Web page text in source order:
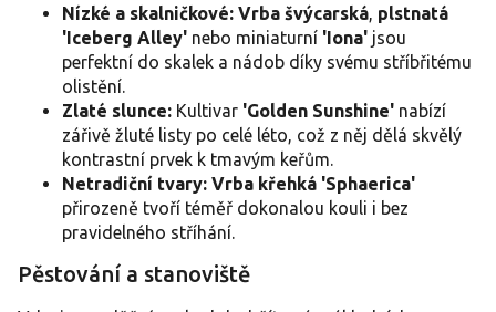
Nízké a skalničkové: Vrba švýcarská, plstnatá
'Iceberg Alley' nebo miniaturní 'Iona' jsou
perfektní do skalek a nádob díky svému stříbřitému
olistění.
Zlaté slunce: Kultivar 'Golden Sunshine' nabízí
zářivě žluté listy po celé léto, což z něj dělá skvělý
kontrastní prvek k tmavým keřům.
Netradiční tvary: Vrba křehká 'Sphaerica'
přirozeně tvoří téměř dokonalou kouli i bez
pravidelného stříhání.
Pěstování a stanoviště